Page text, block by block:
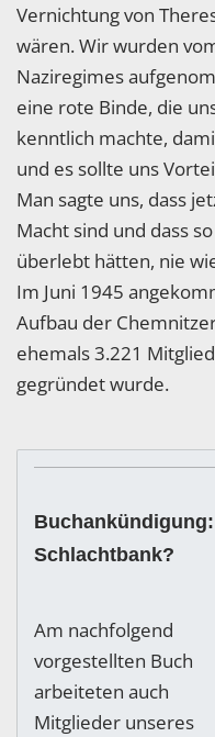
Vernichtung von
wären. Wir wurden
Naziregimes
eine rote Binde, die
kenntlich machte,
und es sollte uns
Man sagte uns, dass
Macht sind und dass
überlebt hätten, nie
Im Juni 1945
Aufbau der
ehemals 3.221
gegründet wurde.
Schlachtbank?
Am nachfolgend
vorgestellten Buch
arbeiteten auch
Mitglieder unseres